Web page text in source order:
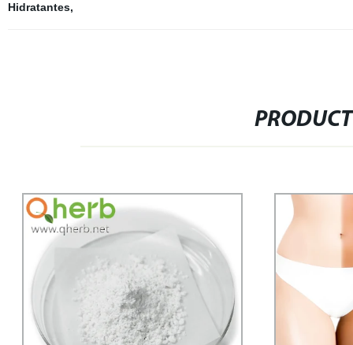
Hidratantes,